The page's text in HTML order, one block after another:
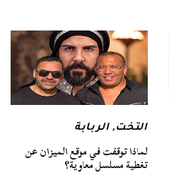
التخت,الربابة
لماذا توقفت في موقع الميزان عن
تغطية مسلسل معاوية؟